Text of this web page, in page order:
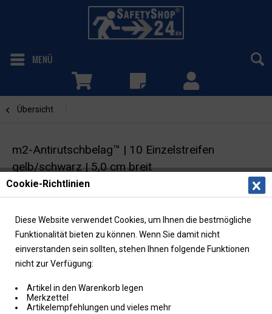
MENÜ
Übersicht
m2-Antirutschbelag™ | 10 Einzelstreifen
gelb/schwarz | 5,0 cm breit
Cookie-Richtlinien
Diese Website verwendet Cookies, um Ihnen die bestmögliche
Funktionalität bieten zu können. Wenn Sie damit nicht
einverstanden sein sollten, stehen Ihnen folgende Funktionen
nicht zur Verfügung:
Artikel in den Warenkorb legen
Merkzettel
Artikelempfehlungen und vieles mehr